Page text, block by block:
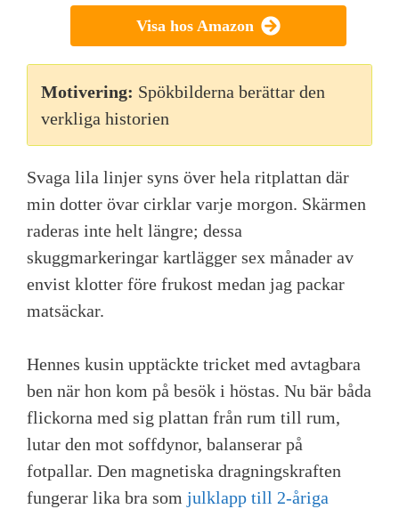
Visa hos Amazon
Motivering: Spökbilderna berättar den
verkliga historien
Svaga lila linjer syns över hela ritplattan där
min dotter övar cirklar varje morgon. Skärmen
raderas inte helt längre; dessa
skuggmarkeringar kartlägger sex månader av
envist klotter före frukost medan jag packar
matsäckar.
Hennes kusin upptäckte tricket med avtagbara
ben när hon kom på besök i höstas. Nu bär båda
flickorna med sig plattan från rum till rum,
lutar den mot soffdynor, balanserar på
fotpallar. Den magnetiska dragningskraften
fungerar lika bra som julklapp till 2-åriga